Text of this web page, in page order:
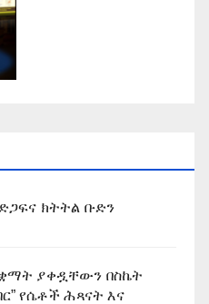
ክትትል ቡድን
ያቀዷቸውን በስኬት
የሴቶች ሕጻናት እና